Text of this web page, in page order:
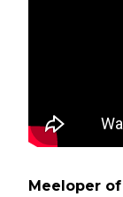
Meeloper